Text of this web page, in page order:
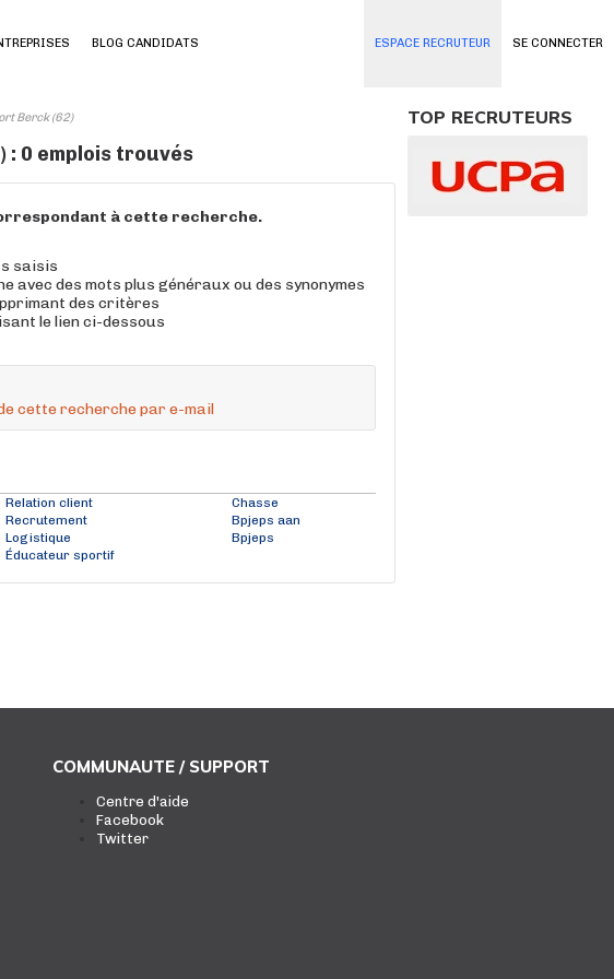
SE CONNECTER
BLOG CANDIDATS ESPACE RECRUTEUR
Berck (62)
: 0 emplois trouvés
à cette recherche.
saisis
avec des mots plus généraux ou des synonymes
des critères
le lien ci-dessous
cette recherche par e-mail
Relation client
Chasse
Recrutement
Bpjeps aan
Logistique
Bpjeps
Éducateur sportif
TOP RECRUTEURS
COMMUNAUTE / SUPPORT
Centre d'aide
Facebook
Twitter